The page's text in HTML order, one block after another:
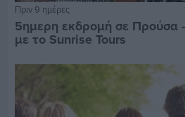
Πριν 9 ημέρες
5ημερη εκδρομή σε Προύσα
με το Sunrise Tours